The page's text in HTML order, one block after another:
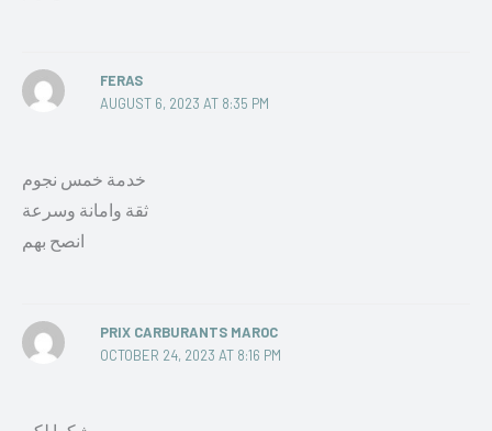
FERAS
AUGUST 6, 2023 AT 8:35 PM
خدمة خمس نجوم
ثقة وامانة وسرعة
انصح بهم
PRIX CARBURANTS MAROC
OCTOBER 24, 2023 AT 8:16 PM